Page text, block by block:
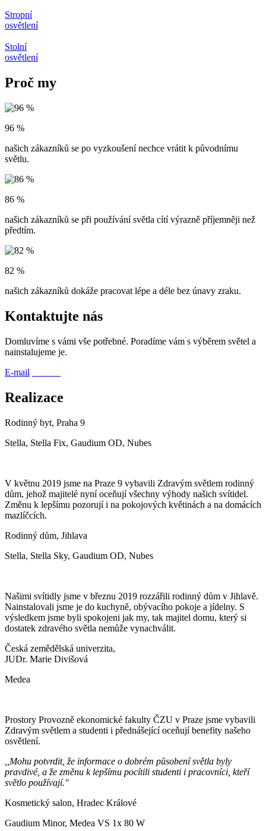
Stropní
osvětlení
Stolní
osvětlení
Proč my
96 %
našich zákazníků se po vyzkoušení nechce vrátit k původnímu
světlu.
86 %
našich zákazníků se při používání světla cítí výrazně příjemněji než
předtím.
82 %
našich zákazníků dokáže pracovat lépe a déle bez únavy zraku.
Kontaktujte nás
Domluvíme s vámi vše potřebné. Poradíme vám s výběrem světel a
nainstalujeme je.
E-mail
Realizace
Rodinný byt, Praha 9
Stella, Stella Fix, Gaudium OD, Nubes
V květnu 2019 jsme na Praze 9 vybavili Zdravým světlem rodinný
dům, jehož majitelé nyní oceňují všechny výhody našich svítidel.
Změnu k lepšímu pozorují i na pokojových květinách a na domácích
mazlíčcích.
Rodinný dům, Jihlava
Stella, Stella Sky, Gaudium OD, Nubes
Našimi svítidly jsme v březnu 2019 rozzářili rodinný dům v Jihlavě.
Nainstalovali jsme je do kuchyně, obývacího pokoje a jídelny. S
výsledkem jsme byli spokojeni jak my, tak majitel domu, který si
dostatek zdravého světla nemůže vynachválit.
Česká zemědělská univerzita,
JUDr. Marie Divišová
Medea
Prostory Provozně ekonomické fakulty ČZU v Praze jsme vybavili
Zdravým světlem a studenti i přednášející oceňují benefity našeho
osvětlení.
,,Mohu potvrdit, že informace o dobrém působení světla byly
pravdivé, a že změnu k lepšímu pocítili studenti i pracovníci, kteří
světlo používají."
Kosmetický salon, Hradec Králové
Gaudium Minor, Medea VS 1x 80 W